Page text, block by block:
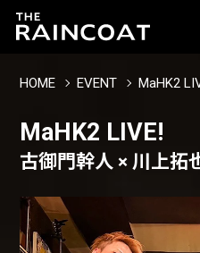
HOME EVENT MaHK2
MaHK2 LIVE!
古御門幹人 × 川上拓